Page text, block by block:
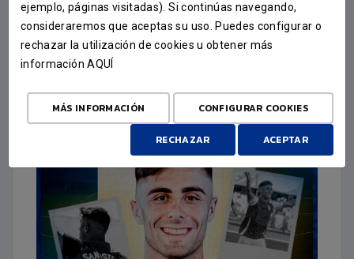
DAVID SANTISTEBAN, GOL Y
MENTALIDAD COMPETITIVA
PARA EL CFF
7 DE SEPTIEMBRE DE 2025
ejemplo, páginas visitadas). Si continúas navegando,
consideraremos que aceptas su uso. Puedes configurar o
rechazar la utilización de cookies u obtener más
informaciónAQUÍ
MÁS INFORMACIÓN CONFIGURAR COOKIES
RECHAZAR ACEPTAR